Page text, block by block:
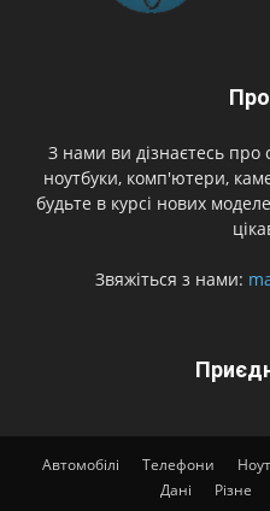
З нами ви дізнаєтесь про
ноутбуки, комп'ютери,
будьте в курсі нових
Звяжіться з нами:
Автомобілі Телефони
Дані
Різне